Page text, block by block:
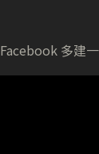
Facebook 多建